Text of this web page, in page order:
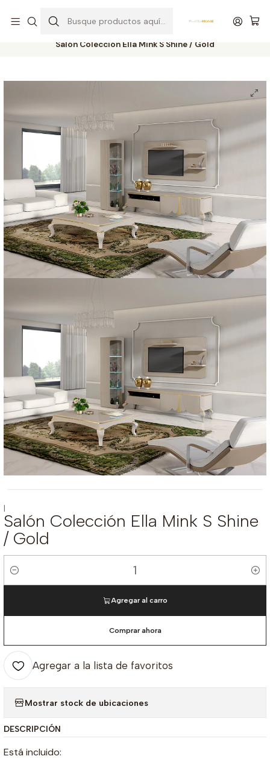
Salón Colección Ella Mink S Shine / Gold
|
Salón Colección Ella Mink S Shine
/ Gold
Cantidad
Agregar al carro
Comprar ahora
Agregar a la lista de favoritos
Mostrar stock de ubicaciones
DESCRIPCIÓN
Está incluido: